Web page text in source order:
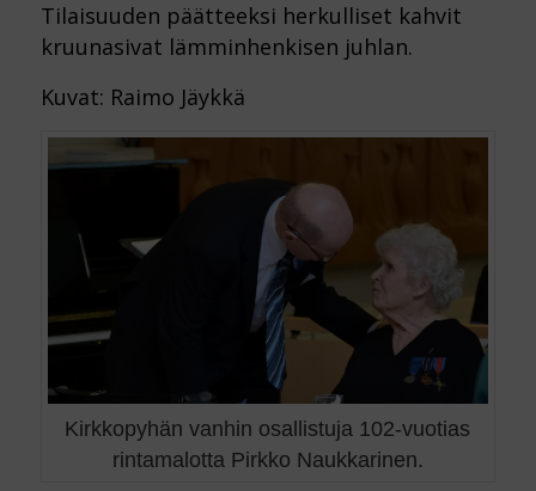
Tilaisuuden päätteeksi herkulliset kahvit
kruunasivat lämminhenkisen juhlan.
Kuvat: Raimo Jäykkä
Kirkkopyhän vanhin osallistuja 102-vuotias
rintamalotta Pirkko Naukkarinen.